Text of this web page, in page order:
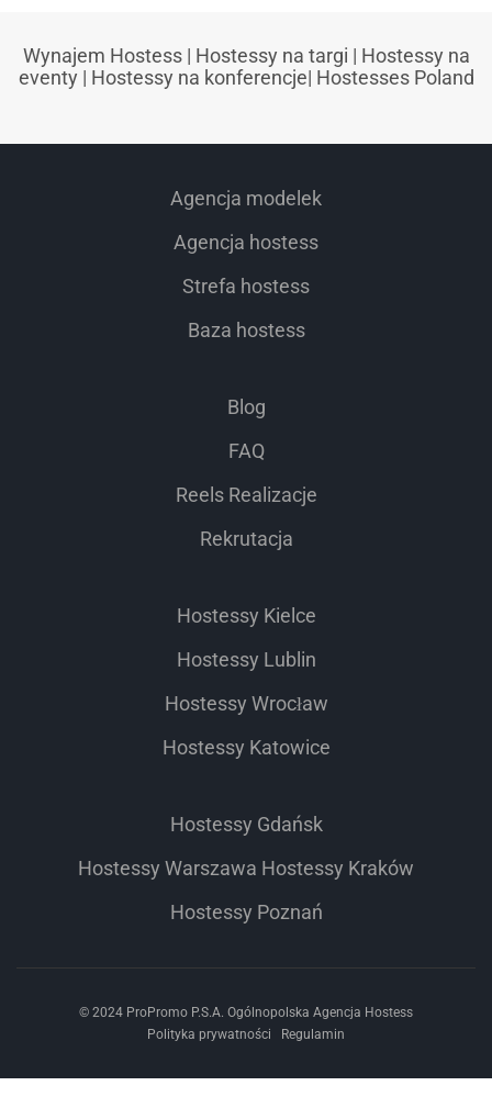
Wynajem Hostess| Hostessy na targi | Hostessy na
eventy | Hostessy na konferencje| Hostesses Poland
Agencja modelek
Agencja hostess
Strefa hostess
Baza hostess
Blog
FAQ
Reels Realizacje
Rekrutacja
Hostessy Kielce
Hostessy Lublin
Hostessy Wrocław
Hostessy Katowice
Hostessy Gdańsk
Hostessy Warszawa Hostessy Kraków
Hostessy Poznań
© 2024 ProPromo P.S.A. Ogólnopolska Agencja Hostess
Polityka prywatności
Regulamin